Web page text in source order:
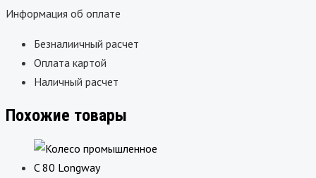
Информация об оплате
Безналиичный расчет
Оплата картой
Наличный расчет
Похожие товары